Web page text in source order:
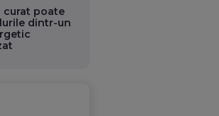
curat poate
dintr-un